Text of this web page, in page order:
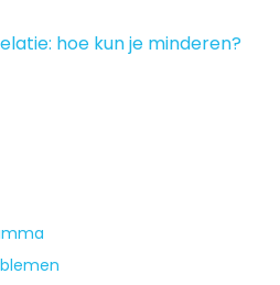
hoe kun je minderen?